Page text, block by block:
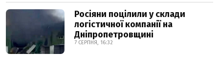
Росіяни поцілили у склади
логістичної компанії на
Дніпропетровщині
7 СЕРПНЯ, 16:32